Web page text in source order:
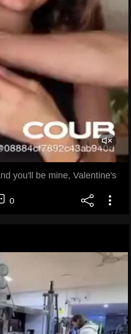
you'll be mine, Valentine's
0